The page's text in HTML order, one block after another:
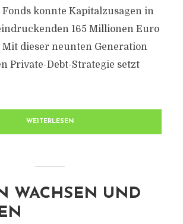
Fonds konnte Kapitalzusagen in
165 Millionen Euro
dieser neunten Generation
Private-Debt-Strategie setzt
WEITERLESEN
WACHSEN UND